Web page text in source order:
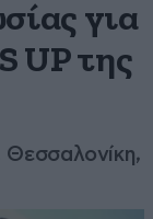
για
UP της